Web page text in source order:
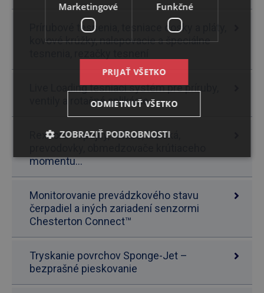
Prírubové tesnenia, tesniace dosky a pláty,
kovové krúžky, nalepovacie a špeciálne
Live Loading tesniaci systém pre príruby,
ventily a rotačné aplikácie
Rexnord - Spojky, reťaze, ložiská,
momentu...
Monitorovanie prevádzkového stavu
čerpadiel a iných zariadení senzormi
Chesterton Connect™
Tryskanie povrchov Sponge-Jet –
bezprašné pieskovanie
Marketingové Funkčné
PRIJAŤ VŠETKO
ODMIETNUŤ VŠETKO
ZOBRAZIŤ PODROBNOSTI